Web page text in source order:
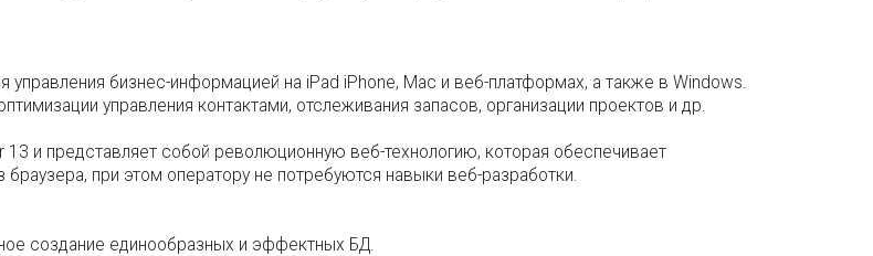
управления бизнес-информацией на iPad iPhone, Mac и веб-платформах, а также в Windows.
управления контактами, отслеживания запасов, организации проектов и др.
и представляет собой революционную веб-технологию, которая обеспечивает
при этом оператору не потребуются навыки веб-разработки.
создание единообразных и эффектных БД.